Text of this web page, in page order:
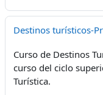
Destinos turísticos-
Curso de Destinos
curso del ciclo
Turística.